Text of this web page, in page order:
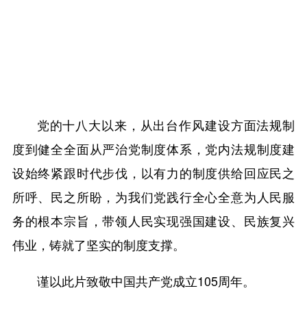
党的十八大以来，从出台作风建设方面法规制
度到健全全面从严治党制度体系，党内法规制度建
设始终紧跟时代步伐，以有力的制度供给回应民之
所呼、民之所盼，为我们党践行全心全意为人民服
务的根本宗旨，带领人民实现强国建设、民族复兴
伟业，铸就了坚实的制度支撑。
谨以此片致敬中国共产党成立105周年。